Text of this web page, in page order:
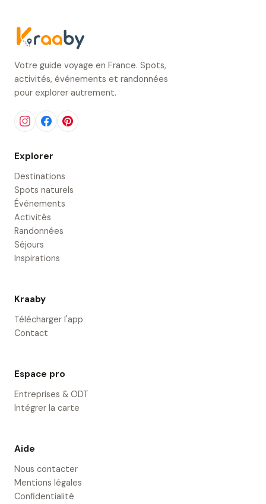
Votre guide voyage en France. Spots,
activités, événements et randonnées
pour explorer autrement.
Explorer
Destinations
Spots naturels
Événements
Activités
Randonnées
Séjours
Inspirations
Kraaby
Télécharger l'app
Contact
Espace pro
Entreprises & ODT
Intégrer la carte
Aide
Nous contacter
Mentions légales
Confidentialité